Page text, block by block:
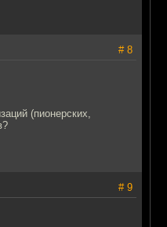
# 8
(пионерских,
# 9